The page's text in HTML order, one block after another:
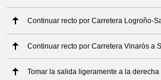
Continuar recto por Carretera Logroño-
Continuar recto por Carretera Vinaròs a
Tomar la salida ligeramente a la derecha